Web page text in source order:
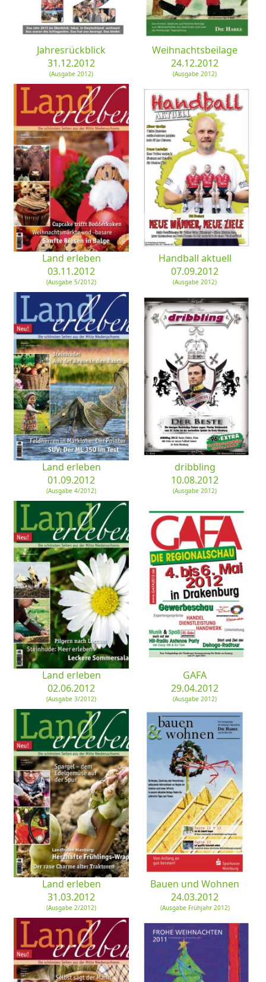
Jahresrückblick
31.12.2012
(Ausgabe 2012)
Weihnachtsbeilage
24.12.2012
(Ausgabe 2012)
Land erleben
03.11.2012
(Ausgabe 5/2012)
Handball aktuell
07.09.2012
(Ausgabe 2012)
Land erleben
01.09.2012
(Ausgabe 4/2012)
dribbling
10.08.2012
(Ausgabe 2012)
Land erleben
02.06.2012
(Ausgabe 3/2012)
GAFA
29.04.2012
(Ausgabe 2012)
Land erleben
31.03.2012
(Ausgabe 2/2012)
Bauen und Wohnen
24.03.2012
(Ausgabe Frühjahr 2012)